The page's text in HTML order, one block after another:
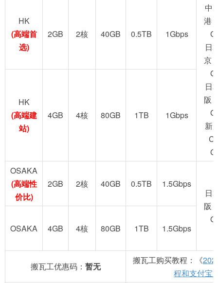
HK
(高端首
选)
2GB 2核 40GB 0.5TB 1Gbps
中
港
日
京
日
阪
新
HK
(高端建
站)
4GB 4核 80GB 1TB 1Gbps
OSAKA
(高端性
价比)
2GB 2核 40GB 0.5TB
1.5Gbps
日
阪
OSAKA
4GB 4核 80GB 1TB 1.5Gbps
搬瓦工优惠码： 暂无
搬瓦工购买教程：《
程和支付宝